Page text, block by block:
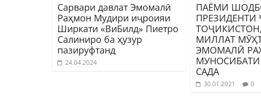
Сарвари давлат Эмомалӣ
Раҳмон Мудири иҷроияи
Ширкати «ВиБилд» Пиетро
Салиниро ба ҳузур
пазируфтанд
24.04.2024
ПАЁМИ
ПРЕЗИДЕНТИ
МИЛЛАТ
ЭМОМАЛӢ
САДА
30.01.2021 0